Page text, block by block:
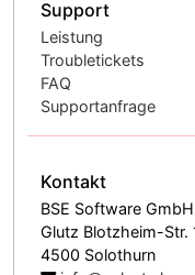
Support
Leistung
Troubletickets
FAQ
Supportanfrage
Kontakt
BSE Software GmbH
Glutz Blotzheim-Str.
4500 Solothurn